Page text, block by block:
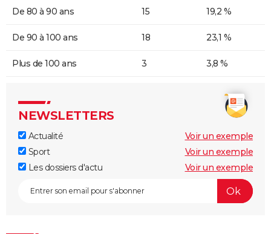
De 80 à 90 ans 15 19,2 %
De 90 à 100 ans 18 23,1 %
Plus de 100 ans 3 3,8 %
NEWSLETTERS
Actualité
Voir un exemple
Sport
Voir un exemple
Les dossiers d'actu
Voir un exemple